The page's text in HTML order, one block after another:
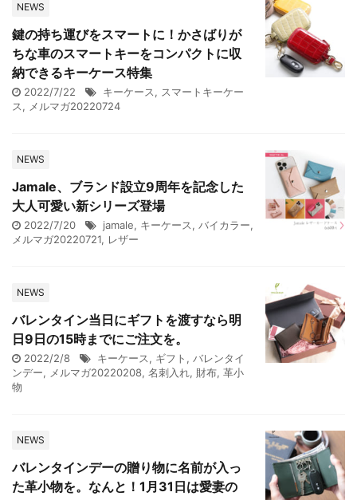
NEWS
鍵の持ち運びをスマートに！かさばりが
ちな車のスマートキーをコンパクトに収
納できるキーケース特集
2022/7/22 キーケース, スマートキーケー
ス, メルマガ20220724
NEWS
Jamale、ブランド設立9周年を記念した
大人可愛い新シリーズ登場
2022/7/20 jamale, キーケース, バイカラー,
メルマガ20220721, レザー
NEWS
バレンタイン当日にギフトを渡すなら明
日9日の15時までにご注文を。
2022/2/8 キーケース, ギフト , バレンタイ
ンデー, メルマガ20220208, 名刺入れ, 財布, 革小
物
NEWS
バレンタインデーの贈り物に名前が入っ
た革小物を。なんと！1月31日は愛妻の